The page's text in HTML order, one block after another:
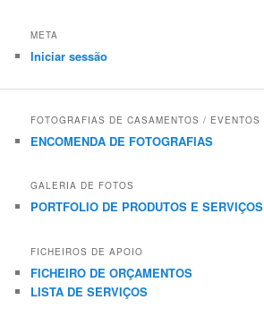
META
Iniciar sessão
FOTOGRAFIAS DE CASAMENTOS / EVENTOS
ENCOMENDA DE FOTOGRAFIAS
GALERIA DE FOTOS
PORTFOLIO DE PRODUTOS E SERVIÇOS
FICHEIROS DE APOIO
FICHEIRO DE ORÇAMENTOS
LISTA DE SERVIÇOS